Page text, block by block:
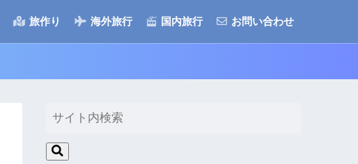
旅作り 海外旅行 国内旅行 お問い合わせ